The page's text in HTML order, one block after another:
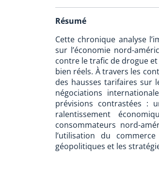
Résumé
Cette chronique analyse
sur l’économie nord-
contre le trafic de drogue
bien réels. À travers les
des hausses tarifaires sur
négociations
prévisions contrastées :
ralentissement
consommateurs nord-
l’utilisation du
géopolitiques et les